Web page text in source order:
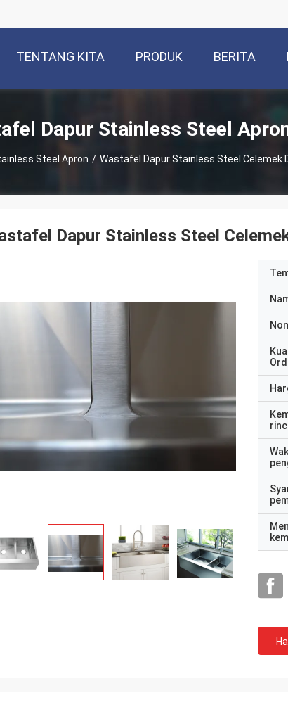
TENTANG KITA PRODUK BERITA
Dapur Stainless Steel
Steel Apron / Wastafel Dapur Stainless Steel Celemek
Dapur Stainless Steel